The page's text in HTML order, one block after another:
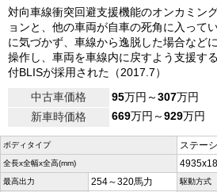
対向車線衝突回避支援機能のオンカミン
ョンと、他の車両が自車の死角に入って
に気づかず、車線から逸脱した場合など
操作し、車両を車線内に戻すよう支援す
付BLISが採用された（2017.7）
中古車価格
95万円～307万円
新車時価格
669万円～929万円
ボディタイプ ステー
全長x全幅x全高(mm)
最高出力 254～320馬力 駆動方式